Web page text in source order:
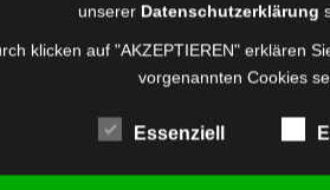
Rudolphstein.
unserer Datenschutzerklärung
klicken auf "AKZEPTIEREN" erklären
vorgenannten Cookies
Essenziell